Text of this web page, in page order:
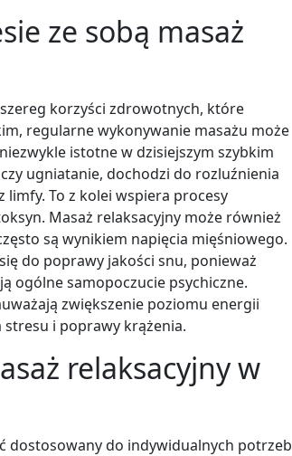
ze sobą masaż
korzyści zdrowotnych, które
regularne wykonywanie masażu może
istotne w dzisiejszym szybkim
ugniatanie, dochodzi do rozluźnienia
limfy. To z kolei wspiera procesy
Masaż relaksacyjny może również
są wynikiem napięcia mięśniowego.
do poprawy jakości snu, ponieważ
ogólne samopoczucie psychiczne.
zwiększenie poziomu energii
i poprawy krążenia.
relaksacyjny w
dostosowany do indywidualnych potrzeb